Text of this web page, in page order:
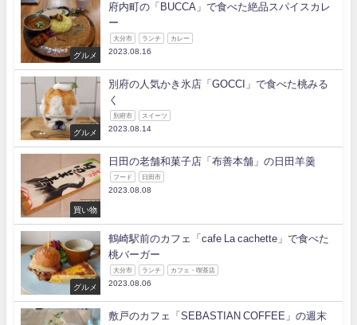
グルメ
府内町の「BUCCA」で食べた絶品スパイスカレ
ー
大分市 ランチ カレー
2023.08.16
グルメ
別府の人気かき氷店「GOCCI」で食べた桃みる
く
別府市 スイーツ
2023.08.14
買い物
日田の老舗和菓子店「布善本舗」の日田羊羹
フード 日田市
2023.08.08
グルメ
鶴崎駅前のカフェ「cafe La cachette」で食べた
桃バーガー
大分市 ランチ カフェ・喫茶店
2023.08.06
敷戸のカフェ「SEBASTIAN COFFEE」の週末